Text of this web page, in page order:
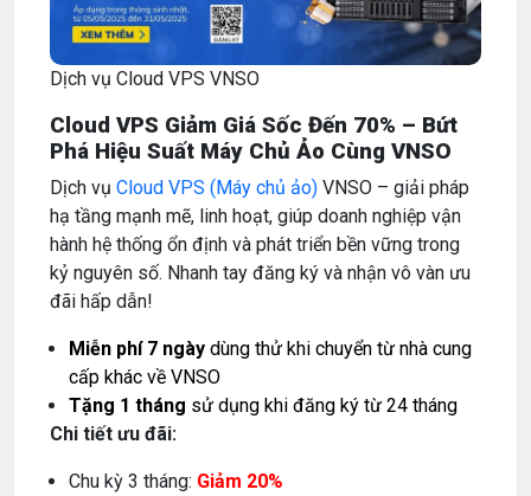
Dịch vụ Cloud VPS VNSO
Cloud VPS Giảm Giá Sốc Đến 70% – Bứt
Phá Hiệu Suất Máy Chủ Ảo Cùng VNSO
Dịch vụ Cloud VPS (Máy chủ ảo) VNSO – giải pháp
hạ tầng mạnh mẽ, linh hoạt, giúp doanh nghiệp vận
hành hệ thống ổn định và phát triển bền vững trong
kỷ nguyên số. Nhanh tay đăng ký và nhận vô vàn ưu
đãi hấp dẫn!
Miễn phí 7 ngày dùng thử khi chuyển từ nhà cung
cấp khác về VNSO
Tặng 1 tháng sử dụng khi đăng ký từ 24 tháng
Chi tiết ưu đãi:
Chu kỳ 3 tháng: Giảm 20%